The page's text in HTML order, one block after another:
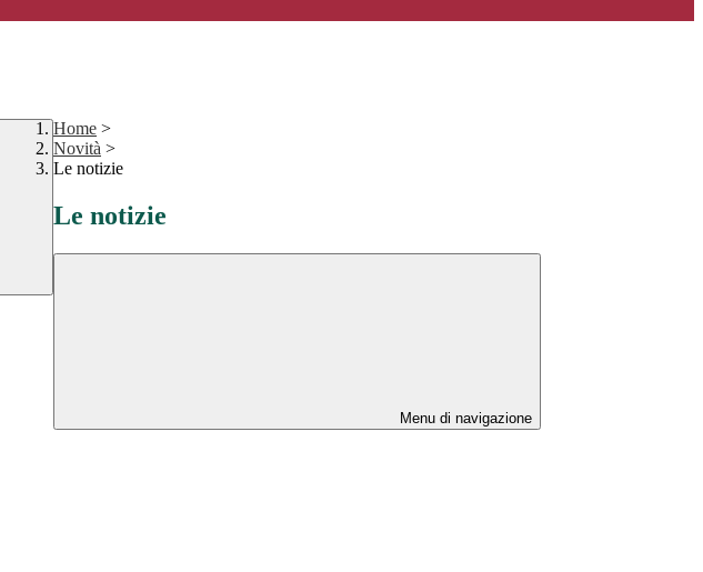
Home >
Novità >
Le notizie
Le notizie
Menu di navigazione